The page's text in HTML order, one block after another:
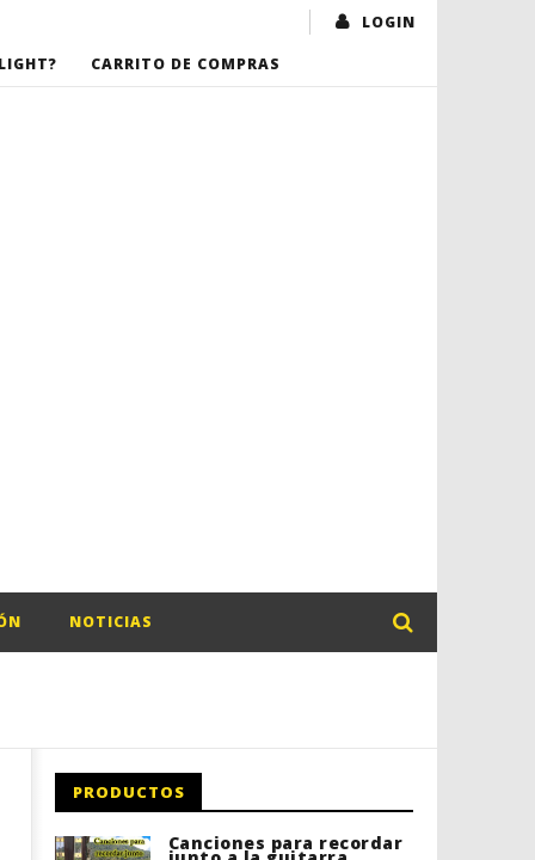
LOGIN
CARRITO DE COMPRAS
NOTICIAS
PRODUCTOS
Canciones para recordar